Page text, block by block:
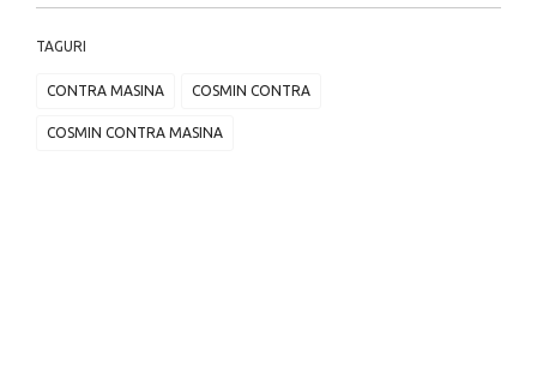
TAGURI
CONTRA MASINA COSMIN CONTRA
COSMIN CONTRA MASINA